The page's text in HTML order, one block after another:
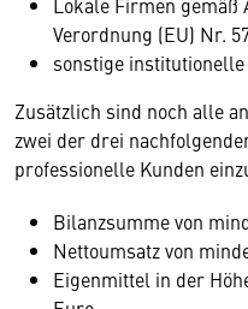
Verordnung (EU) Nr.
sonstige
Zusätzlich sind noch alle
zwei der drei
professionelle Kunden
Bilanzsumme von
Nettoumsatz von
Eigenmittel in der